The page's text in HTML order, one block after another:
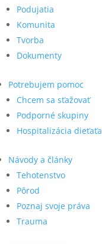
Podujatia
Komunita
Tvorba
Dokumenty
Potrebujem pomoc
Chcem sa sťažovať
Podporné skupiny
Hospitalizácia dieťaťa
Návody a články
Tehotenstvo
Pôrod
Poznaj svoje práva
Trauma